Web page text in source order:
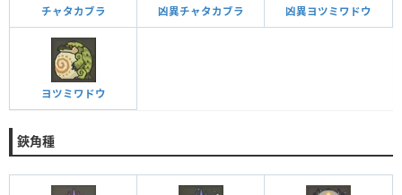
チャタカブラ 凶異チャタカブラ 凶異ヨツミワドウ
ヨツミワドウ
鋏角種